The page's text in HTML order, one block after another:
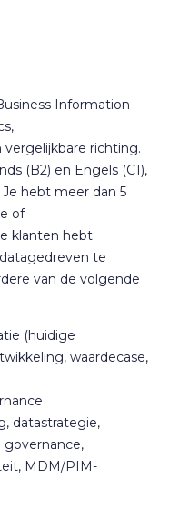
Information
richting.
(B2) en Engels (C1),
hebt meer dan 5
of
klanten hebt
te
van de volgende
(huidige
waardecase,
datastrategie,
governance,
MDM/PIM-